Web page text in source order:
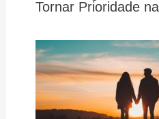
Tornar Prioridade